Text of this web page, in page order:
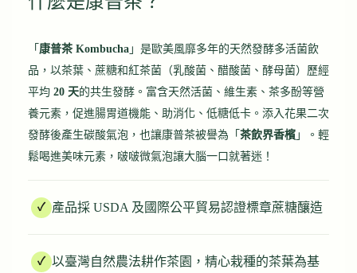
「 康普茶 Kombucha 」是歐美風靡多年的天然發酵多活菌飲
品，以茶葉、蔗糖和紅茶菌（乳酸菌、醋酸菌、酵母菌）歷經
平均 20 天的共生發酵。富含天然活菌、維生素、茶多酚等營
養元素，促進腸胃道機能、助消化、低糖低卡。添入花果二次
發酵後產生碳酸氣泡，也讓康普茶被譽為「 茶飲界香檳 」。輕
鬆喝進美味元素，啵啵微氣泡讓大腦一口就著迷！
產品採 USDA 及國際公平貿易認證標章蔗糖釀造
以臺灣自然農法耕作茶園，精心栽種的茶葉為基